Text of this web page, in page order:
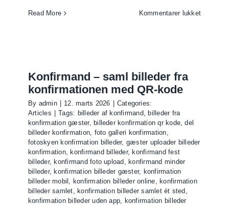
Read More Kommentarer lukkettil
Konfirmand – saml billeder fra
konfirmationen med QR-kode
By admin 12. marts 2026
Categories:
Articles
Tags: billeder af konfirmand, billeder fra
konfirmation gæster, billeder konfirmation qr kode,del
billeder konfirmation, foto galleri konfirmation,
fotoskyen konfirmation billeder, gæster uploader billeder
konfirmation, konfirmand billeder, konfirmand fest
billeder, konfirmand foto upload , konfirmand minder
billeder, konfirmation billeder gæster, konfirmation
billeder mobil , konfirmation billeder online, konfirmation
billeder samlet, konfirmation billeder samlet ét sted ,
konfirmation billeder uden app, konfirmation billeder